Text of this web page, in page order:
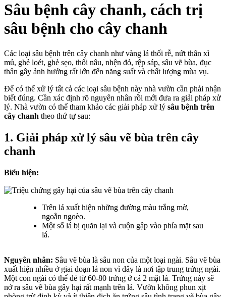
Sâu bệnh cây chanh, cách trị
sâu bệnh cho cây chanh
Các loại sâu bệnh trên cây chanh như vàng lá thối rễ, nứt thân xì
mủ, ghẻ loét, ghẻ sẹo, thối nâu, nhện đỏ, rệp sáp, sâu vẽ bùa, đục
thân gây ảnh hưởng rất lớn đến năng suất và chất lượng mùa vụ.
Để có thể xử lý tất cả các loại sâu bệnh này nhà vườn cần phải nhận
biết đúng. Cần xác định rõ nguyên nhân rồi mới đưa ra giải pháp xử
lý. Nhà vườn có thể tham khảo các giải pháp xử lý sâu bệnh trên
cây chanh theo thứ tự sau:
1. Giải pháp xử lý sâu vẽ bùa trên cây
chanh
Biểu hiện:
Trên lá xuất hiện những đường màu trắng mờ,
ngoằn ngoèo.
Một số lá bị quăn lại và cuộn gập vào phía mặt sau
lá.
Nguyên nhân: Sâu vẽ bùa là sâu non của một loại ngài. Sâu vẽ bùa
xuất hiện nhiều ở giai đoạn lá non vì đây là nơi tập trung trứng ngài.
Một con ngài có thể đẻ từ 60-80 trứng ở cả 2 mặt lá. Trứng này sẽ
nở ra sâu vẽ bùa gây hại rất mạnh trên lá. Vườn không phun xịt